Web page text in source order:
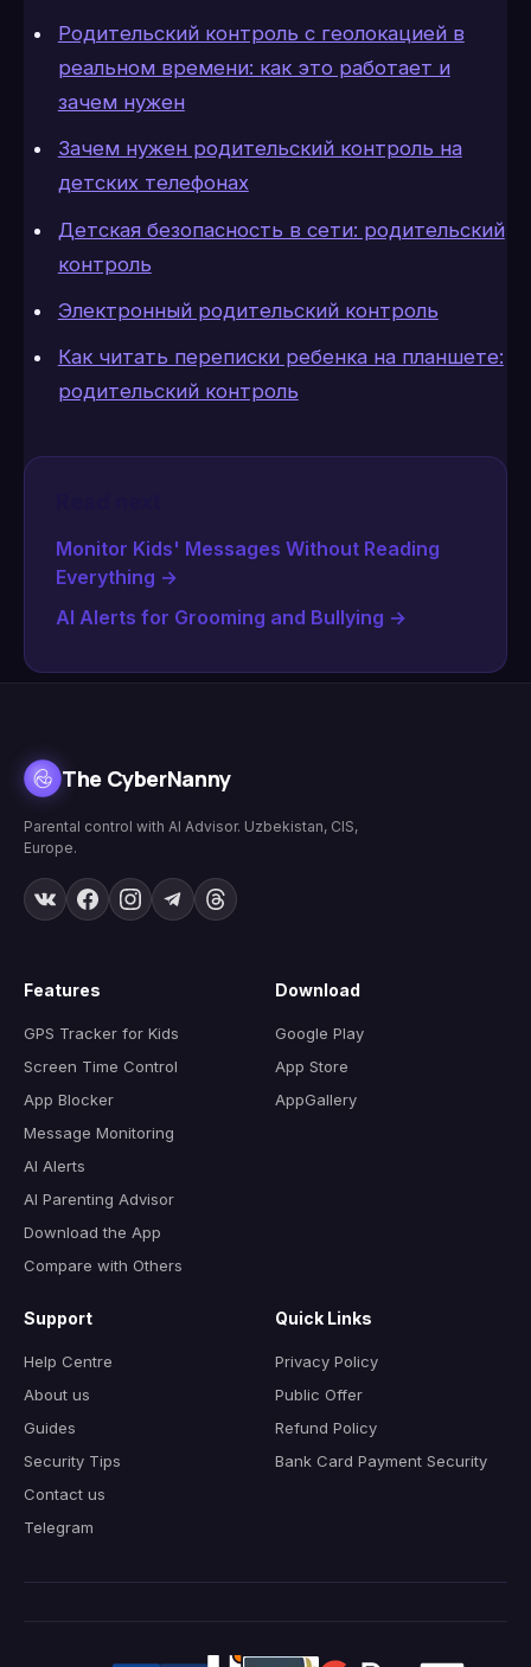
Родительский контроль с геолокацией в
реальном времени: как это работает и
зачем нужен
Зачем нужен родительский контроль на
детских телефонах
Детская безопасность в сети: родительский
контроль
Электронный родительский контроль
Как читать переписки ребенка на планшете:
родительский контроль
Monitor Kids' Messages Without Reading
Everything →
AI Alerts for Grooming and Bullying →
The CyberNanny
Parental control with AI Advisor. Uzbekistan, CIS,
Europe.
Features
GPS Tracker for Kids
Screen Time Control
App Blocker
Message Monitoring
AI Alerts
AI Parenting Advisor
Download the App
Compare with Others
Download
Google Play
App Store
AppGallery
Support
Help Centre
About us
Guides
Security Tips
Contact us
Telegram
Quick Links
Privacy Policy
Public Offer
Refund Policy
Bank Card Payment Security